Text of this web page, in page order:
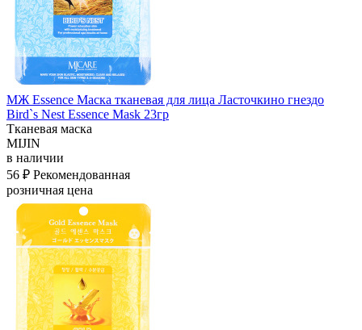
МЖ Essence Маска тканевая для лица Ласточкино гнездо
Bird`s Nest Essence Mask 23гр
Тканевая маска
MIJIN
в наличии
56 ₽ Рекомендованная
розничная цена